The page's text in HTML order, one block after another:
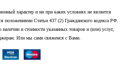
характер и ни при каких условиях не является
положениями Статьи 437 (2) Гражданского кодекса РФ.
и стоимости указанных товаров и (или) услуг,
Или мы сами свяжемся с Вами.